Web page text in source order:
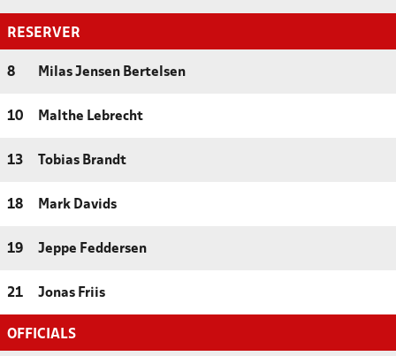
RESERVER
8 Milas Jensen Bertelsen
10 Malthe Lebrecht
13 Tobias Brandt
18 Mark Davids
19 Jeppe Feddersen
21 Jonas Friis
OFFICIALS